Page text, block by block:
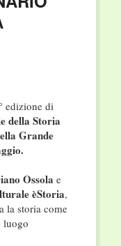
edizione di
della Storia
Grande
Ossola e
èStoria,
la storia come
luogo